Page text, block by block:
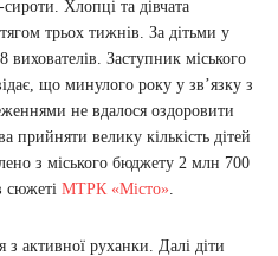
Хлопці та дівчата
трьох тижнів. За дітьми у
вихователів. Заступник міського
що минулого року у зв’язку з
не вдалося оздоровити
прийняти велику кількість дітей
з міського бюджету 2 млн 700
сюжеті МТРК «Місто»
з активної руханки. Далі діти